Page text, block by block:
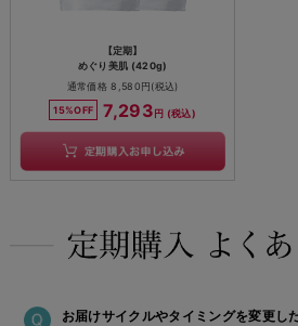
【定期】
めぐり美肌 (420g)
通常価格 8,580円(税込)
15%OFF
7,293円 (税込)
お届けサイクルやタイミングを変更し